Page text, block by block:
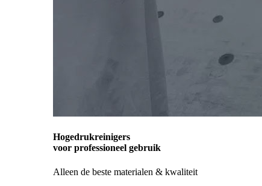
Hogedrukreinigers
voor professioneel gebruik
Alleen de beste materialen & kwaliteit